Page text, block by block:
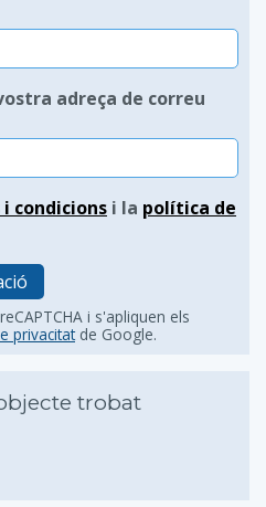
adreça de correu
condicions i la política de
i s'apliquen els
privacitatde Google.
trobat